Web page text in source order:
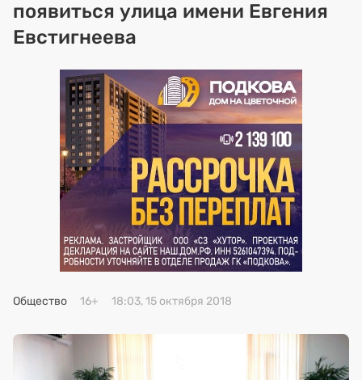
Статьи
BORЩ
Искусство исцелять
Премия 2026 (текущая)
Премия 2025
Эксперты
появиться улица имени Евгения
Евстигнеева
Общество 16+ 18:03, 15 октября 2018